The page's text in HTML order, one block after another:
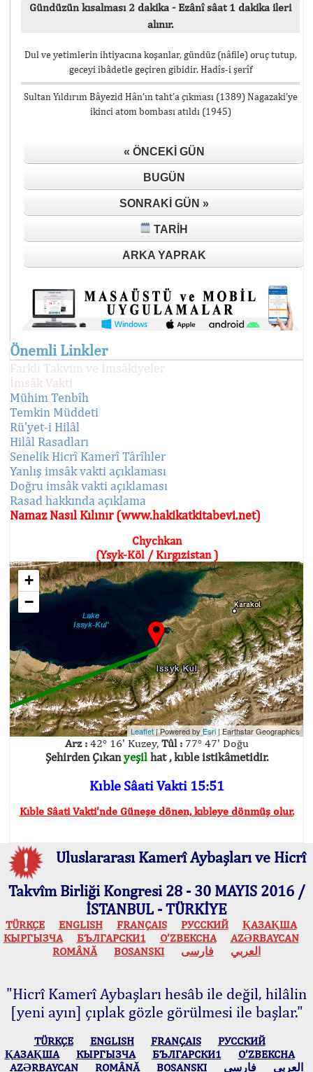
Gündüzün kısalması 2 dakika - Ezânî sâat 1 dakika ileri
alınır.
Dul ve yetimlerin ihtiyacına koşanlar, gündüz (nâfile) oruç tutup,
geceyi ibâdetle geçiren gibidir. Hadîs-i şerîf
Sultan Yıldırım Bâyezid Hân’ın taht’a çıkması (1389) Nagazaki’ye
ikinci atom bombası atıldı (1945)
« ÖNCEKI GÜN
BUGÜN
SONRAKI GÜN »
TARIH
ARKA YAPRAK
Önemli Linkler
Farklı Takvim ve İmsâkiyeler
İmsâk Vakti
Mühim Tenbîh
Temkin Müddeti
Rü'yet-i Hilâl
Hilâl Rasadları
Senelik Hicrî Kamerî Târîhler
Yanlış imsâk vakti açıklaması
Doğru imsâk vakti açıklaması
Rasad hakkında açıklama
Namaz Nasıl Kılınır (www.hakikatkitabevi.net)
Chychkan
(Ysyk-Köl / Kırgızistan )
+
−
Leaflet| Powered byEsri| Earthstar Geographics
Arz :42° 16' Kuzey, Tûl :77° 47' Doğu
Şehirden Çıkanyeşilhat , kıble istikâmetidir.
Kıble Sâati Vakti 15:51
Kıble Sâati Vakti'nde Güneşe dönen, kıbleye dönmüş olur.
Uluslararası Kamerî Aybaşları ve Hicrî
Takvîm Birliği Kongresi 28 - 30 MAYIS 2016 /
İSTANBUL - TÜRKİYE
TÜRKÇE ENGLISH FRANÇAIS РУССКИЙ
ҚАЗАҚША
КЫPГЫЗЧA
БЪЛГАРСКИ1 O’ZBEKCHA
AZӘRBAYCAN
ROMÂNĂ
BOSANSKI العربي فارسی
"Hicrî Kamerî Aybaşları hesâb ile değil, hilâlin
[yeni ayın] çıplak gözle görülmesi ile başlar."
TÜRKÇE ENGLISH FRANÇAIS
РУССКИЙ
ҚАЗАҚША
КЫPГЫЗЧA БЪЛГАРСКИ1
O’ZBEKCHA
AZӘRBAYCAN
ROMÂNĂ BOSANSKI العربي فارسی